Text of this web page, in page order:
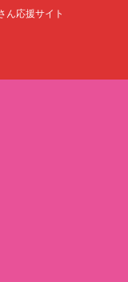
応援サイト